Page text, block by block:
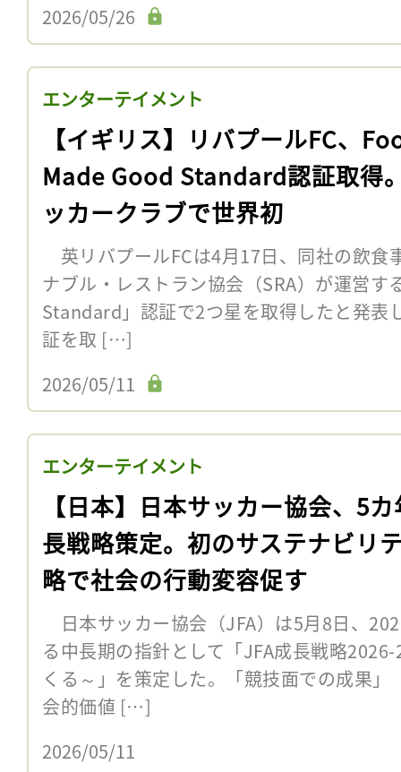
2026/05/26
エンターテイメント
【イギリス】リバプールFC、
Made Good Standard認証取得
ッカークラブで世界初
英リバプールFCは4月17日、同社の飲食
ナブル・レストラン協会（SRA）が運営す
Standard」認証で2つ星を取得したと発表
証を取 […]
2026/05/11
エンターテイメント
【日本】日本サッカー協会、5
長戦略策定。初のサステナビリ
略で社会の行動変容促す
日本サッカー協会（JFA）は5月8日、
る中長期の指針として「JFA成長戦略
くる～」を策定した。「競技面での成果
会的価値 […]
2026/05/11